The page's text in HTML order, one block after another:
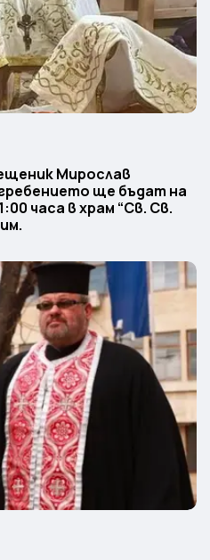
Мирослав
ще бъдат на
часа в храм “Св. Св.